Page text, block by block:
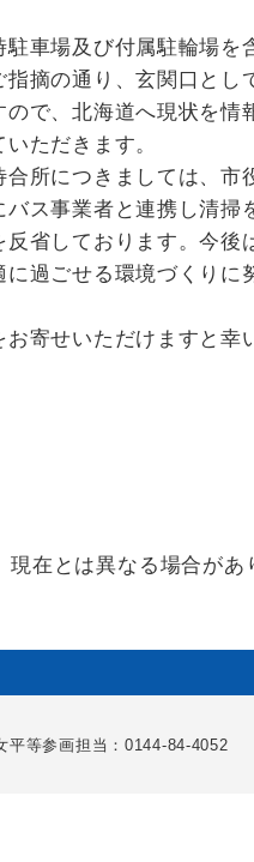
車場及び付属駐輪場を
摘の通り、玄関口とし
で、北海道へ現状を情
ただきます。
所につきましては、市
ス事業者と連携し清掃
省しております。今後
過ごせる環境づくりに
寄せいただけますと幸
在とは異なる場合があ
平等参画担当：0144-84-4052